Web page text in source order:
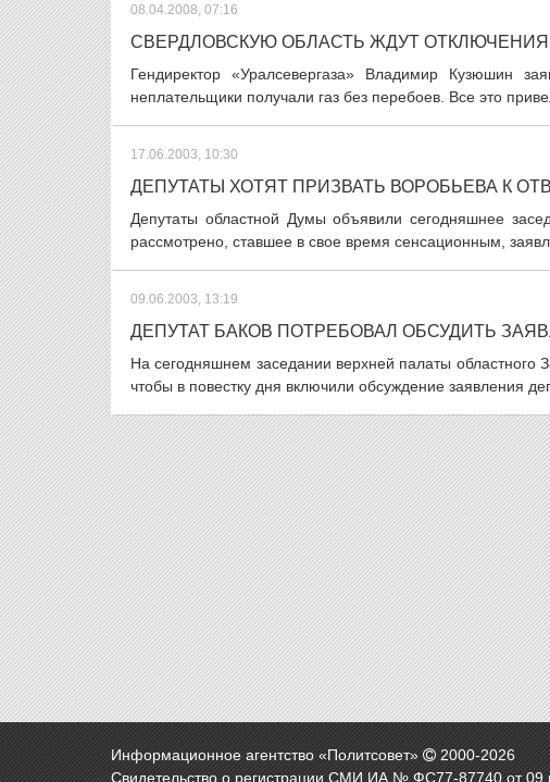
08.04.2008, 07:16
СВЕРДЛОВСКУЮ ОБЛАСТЬ ЖДУТ ОТКЛЮЧЕНИЯ
Гендиректор «Уралсевергаза» Владимир Кузюшин
неплательщики получали газ без перебоев. Все это
17.06.2003, 10:30
ДЕПУТАТЫ ХОТЯТ ПРИЗВАТЬ ВОРОБЬЕВА К
Депутаты областной Думы объявили сегодняшнее
рассмотрено, ставшее в свое время сенсационным,
09.06.2003, 13:19
ДЕПУТАТ БАКОВ ПОТРЕБОВАЛ ОБСУДИТЬ
На сегодняшнем заседании верхней палаты областного
чтобы в повестку дня включили обсуждение заявления
Информационное агентство «Политсовет» 2000-2026
Свидетельство о регистрации СМИ ИА № ФС77-87740 от 09